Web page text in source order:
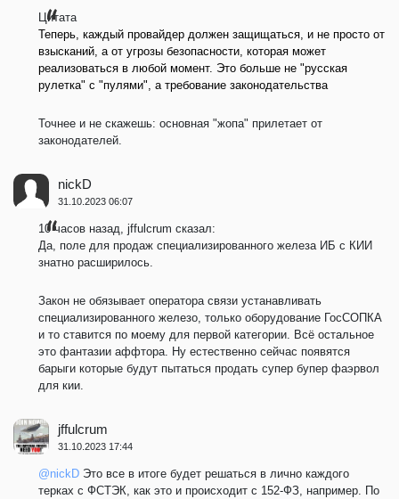
Цитата
Теперь, каждый провайдер должен защищаться, и не просто от
взысканий, а от угрозы безопасности, которая может
реализоваться в любой момент. Это больше не "русская
рулетка" с "пулями", а требование законодательства
Точнее и не скажешь: основная "жопа" прилетает от
законодателей.
nickD
31.10.2023 06:07
10 часов назад, jffulcrum сказал:
Да, поле для продаж специализированного железа ИБ с КИИ
знатно расширилось.
Закон не обязывает оператора связи устанавливать
специализированного железо, только оборудование ГосСОПКА
и то ставится по моему для первой категории. Всё остальное
это фантазии аффтора. Ну естественно сейчас появятся
барыги которые будут пытаться продать супер бупер фаэрвол
для кии.
jffulcrum
31.10.2023 17:44
@nickD Это все в итоге будет решаться в лично каждого
терках с ФСТЭК, как это и происходит с 152-ФЗ, например. По